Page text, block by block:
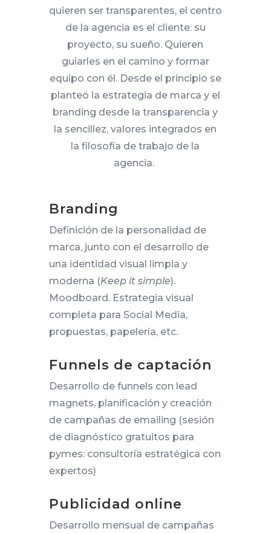
quieren ser transparentes, el centro
de la agencia es el cliente: su
proyecto, su sueño. Quieren
guiarles en el camino y formar
equipo con él. Desde el principio se
planteó la estrategia de marca y el
branding desde la transparencia y
la sencillez, valores integrados en
la filosofía de trabajo de la
agencia.
Branding
Definición de la personalidad de
marca, junto con el desarrollo de
una identidad visual limpia y
moderna (Keep it simple).
Moodboard. Estrategia visual
completa para Social Media,
propuestas, papelería, etc.
Funnels de captación
Desarrollo de funnels con lead
magnets, planificación y creación
de campañas de emailing (sesión
de diagnóstico gratuitos para
pymes: consultoría estratégica con
expertos)
Publicidad online
Desarrollo mensual de campañas